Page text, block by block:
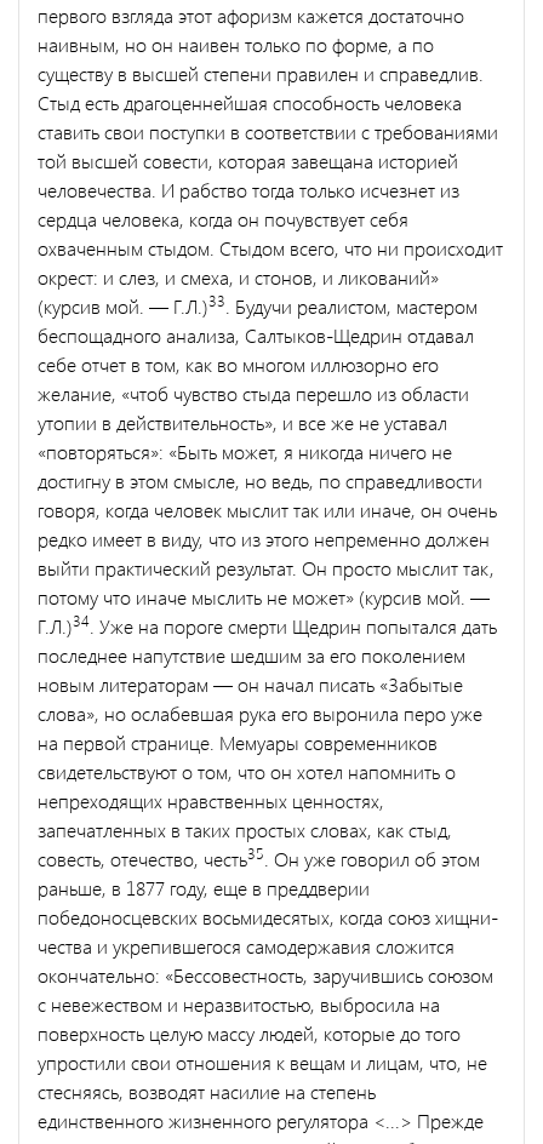
первого взгляда этот афо­ризм кажется достаточно
наивным, но он наивен только по форме, а по
существу в высшей степени правилен и справедлив.
Стыд есть драгоценнейшая способность человека
ставить свои поступки в соответствии с требованиями
той высшей совести, которая заве­щана историей
человечества. И рабство тогда только исчезнет из
сердца человека, когда он почувствует себя
охваченным стыдом. Стыдом всего, что ни происходит
окрест: и слез, и смеха, и стонов, и ликований»
(курсив мой. — Г.Л.)33 . Будучи реалистом, мастером
беспощадного анализа, Салтыков-Щедрин отдавал
себе отчет в том, как во многом иллюзорно его
желание, «чтоб чувство стыда пере­шло из области
утопии в действительность», и все же не уставал
«повторяться»: «Быть может, я никогда ничего не
достигну в этом смысле, но ведь, по справедливости
говоря, когда человек мыслит так или иначе, он очень
редко имеет в виду, что из этого непремен­но должен
выйти практический результат. Он просто мыслит так,
потому что иначе мыслить не может» (курсив мой. —
Г.Л.)34 . Уже на пороге смерти Щедрин попытался дать
последнее напутствие шедшим за его поколением
новым литераторам — он начал писать «Забытые
слова», но ослабевшая рука его выронила перо уже
на первой странице. Мемуары современников
свидетельствуют о том, что он хотел напомнить о
непреходящих нравственных ценностях,
запечатленных в таких простых словах, как стыд,
совесть, отече­ство, честь35 . Он уже говорил об этом
раньше, в 1877 году, еще в преддверии
победоносцевских восьмидесятых, когда союз хищни­
чества и укрепившегося самодержавия сложится
окончательно: «Бессовестность, заручившись союзом
с невежеством и неразвито­стью, выбросила на
поверхность целую массу людей, которые до того
упростили свои отношения к вещам и лицам, что, не
стесня­ясь, возводят насилие на степень
единственного жизненного регу­лятора <...> Прежде